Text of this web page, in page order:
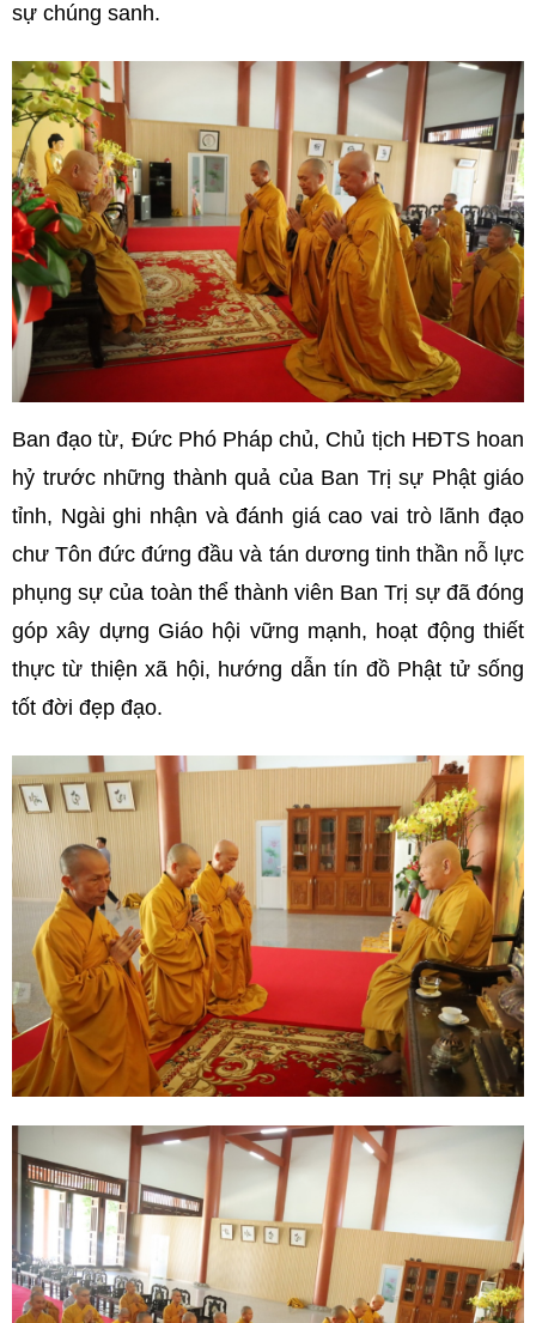
sự chúng sanh.
Ban đạo từ, Đức Phó Pháp chủ, Chủ tịch HĐTS hoan
hỷ trước những thành quả của Ban Trị sự Phật giáo
tỉnh, Ngài ghi nhận và đánh giá cao vai trò lãnh đạo
chư Tôn đức đứng đầu và tán dương tinh thần nỗ lực
phụng sự của toàn thể thành viên Ban Trị sự đã đóng
góp xây dựng Giáo hội vững mạnh, hoạt động thiết
thực từ thiện xã hội, hướng dẫn tín đồ Phật tử sống
tốt đời đẹp đạo.